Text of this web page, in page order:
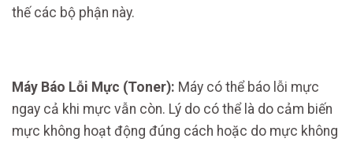
thế các bộ phận này.
Máy Báo Lỗi Mực (Toner): Máy có thể báo lỗi mực
ngay cả khi mực vẫn còn. Lý do có thể là do cảm biến
mực không hoạt động đúng cách hoặc do mực không